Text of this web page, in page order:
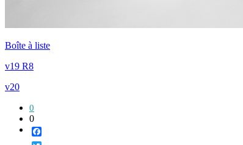
Boîte à liste
v19 R8
v20
0
0